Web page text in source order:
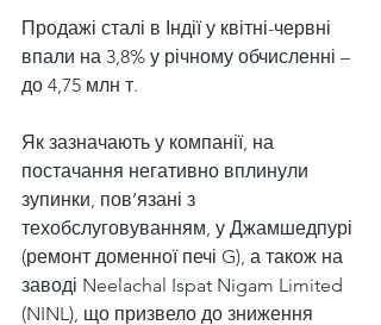
Продажі сталі в Індії у квітні-червні
впали на 3,8% у річному обчисленні –
до 4,75 млн т.
Як зазначають у компанії, на
постачання негативно вплинули
зупинки, пов’язані з
техобслуговуванням, у Джамшедпурі
(ремонт доменної печі G), а також на
заводі Neelachal Ispat Nigam Limited
(NINL), що призвело до зниження